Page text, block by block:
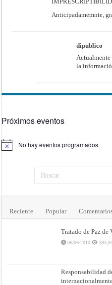
Anticipadamemnte,
dipublico
Actualmente
la
Próximos eventos
Aviso No hay eventos programados.
Reciente Popular
Tratado de Paz de
06/06/2010
Responsabilidad